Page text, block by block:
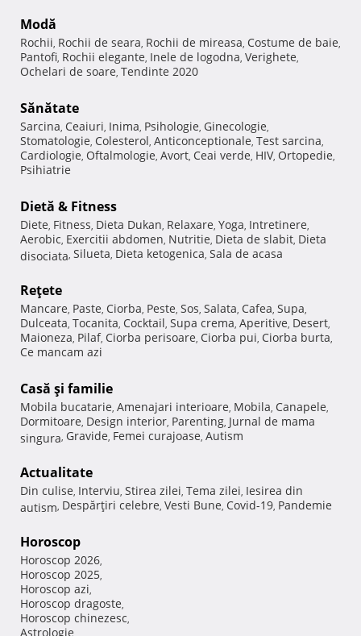
Modă
Rochii, Rochii de seara, Rochii de mireasa, Costume de baie,
Pantofi, Rochii elegante, Inele de logodna, Verighete,
Ochelari de soare, Tendinte 2020
Sănătate
Sarcina, Ceaiuri, Inima, Psihologie, Ginecologie,
Stomatologie, Colesterol, Anticonceptionale, Test sarcina,
Cardiologie, Oftalmologie, Avort, Ceai verde, HIV, Ortopedie,
Psihiatrie
Dietă & Fitness
Diete, Fitness, Dieta Dukan, Relaxare, Yoga, Intretinere,
Aerobic, Exercitii abdomen, Nutritie, Dieta de slabit, Dieta
disociata, Silueta, Dieta ketogenica, Sala de acasa
Reţete
Mancare, Paste, Ciorba, Peste, Sos, Salata, Cafea, Supa,
Dulceata, Tocanita, Cocktail, Supa crema, Aperitive, Desert,
Maioneza, Pilaf, Ciorba perisoare, Ciorba pui, Ciorba burta,
Ce mancam azi
Casă şi familie
Mobila bucatarie, Amenajari interioare, Mobila, Canapele,
Dormitoare, Design interior, Parenting, Jurnal de mama
singura, Gravide, Femei curajoase, Autism
Actualitate
Din culise, Interviu, Stirea zilei, Tema zilei, Iesirea din
autism, Despărţiri celebre, Vesti Bune, Covid-19, Pandemie
Horoscop
Horoscop 2026,
Horoscop 2025,
Horoscop azi,
Horoscop dragoste,
Horoscop chinezesc,
Astrologie